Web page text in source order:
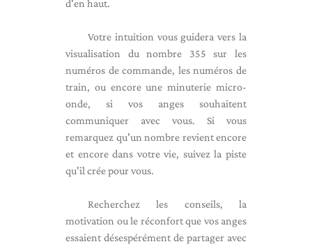
d'en haut.
Votre intuition vous guidera vers la
visualisation du nombre 355 sur les
numéros de commande, les numéros de
train, ou encore une minuterie micro-
onde, si vos anges souhaitent
communiquer avec vous. Si vous
remarquez qu'un nombre revient encore
et encore dans votre vie, suivez la piste
qu'il crée pour vous.
Recherchez les conseils, la
motivation ou le réconfort que vos anges
essaient désespérément de partager avec